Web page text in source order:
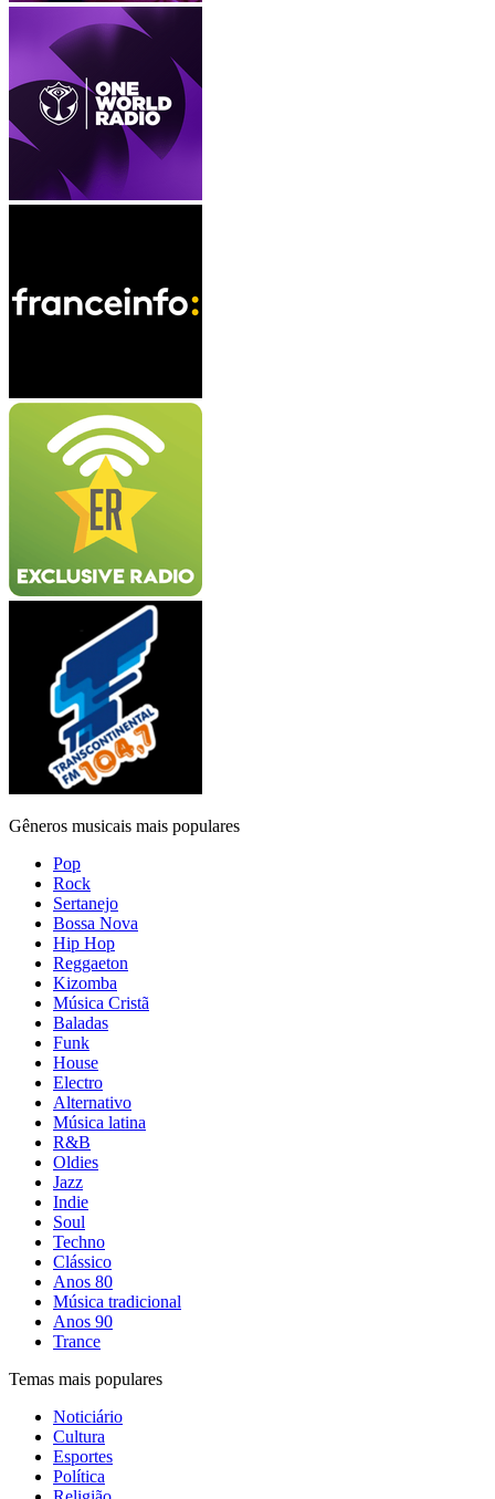
Gêneros musicais mais populares
Pop
Rock
Sertanejo
Bossa Nova
Hip Hop
Reggaeton
Kizomba
Música Cristã
Baladas
Funk
House
Electro
Alternativo
Música latina
R&B
Oldies
Jazz
Indie
Soul
Techno
Clássico
Anos 80
Música tradicional
Anos 90
Trance
Temas mais populares
Noticiário
Cultura
Esportes
Política